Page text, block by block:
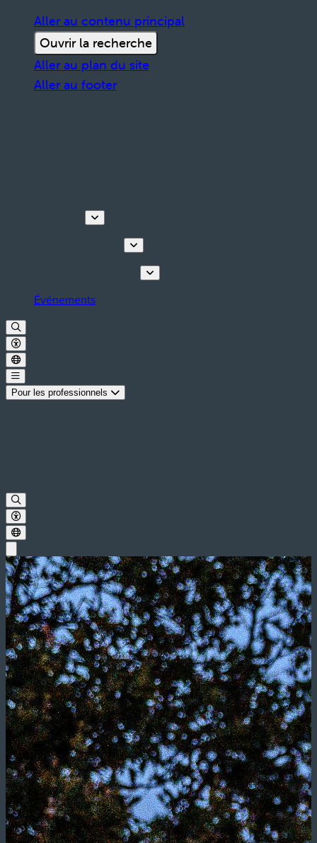
Aller au contenu principal
Ouvrir la recherche
Aller au plan du site
Aller au footer
Événements
Pour les professionnels